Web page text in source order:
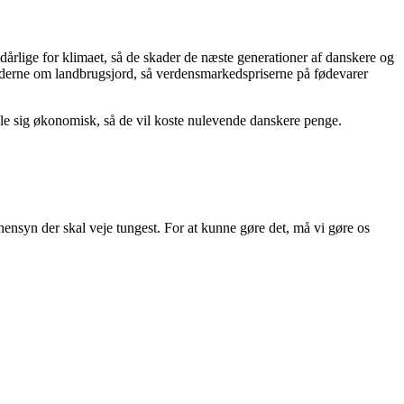
for klimaet, så de skader de næste generationer af danskere og
om landbrugsjord, så verdensmarkedspriserne på fødevarer
økonomisk, så de vil koste nulevende danskere penge.
der skal veje tungest. For at kunne gøre det, må vi gøre os